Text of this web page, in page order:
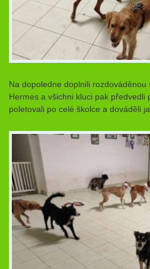
Na dopoledne doplnili rozdováděnou
Hermes a všichni kluci pak předvedli
poletovali po celé školce a dováděli